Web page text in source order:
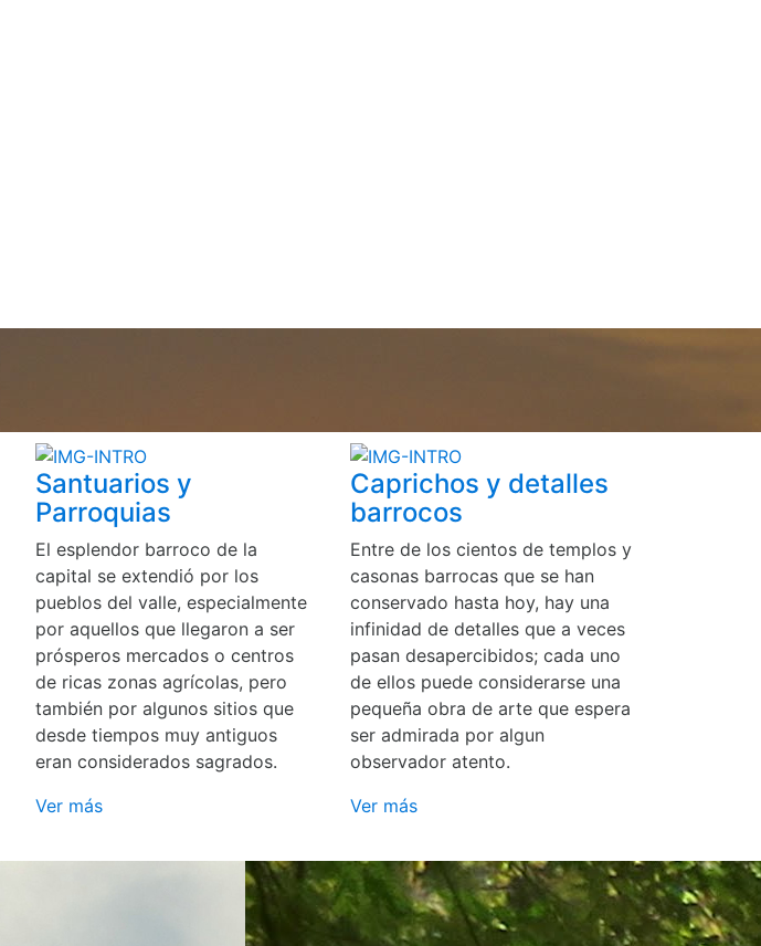
Santuarios y
Parroquias
El esplendor barroco de la
capital se extendió por los
pueblos del valle, especialmente
por aquellos que llegaron a ser
prósperos mercados o centros
de ricas zonas agrícolas, pero
también por algunos sitios que
desde tiempos muy antiguos
eran considerados sagrados.
Ver más
Caprichos y detalles
barrocos
Entre de los cientos de templos y
casonas barrocas que se han
conservado hasta hoy, hay una
infinidad de detalles que a veces
pasan desapercibidos; cada uno
de ellos puede considerarse una
pequeña obra de arte que espera
ser admirada por algun
observador atento.
Ver más